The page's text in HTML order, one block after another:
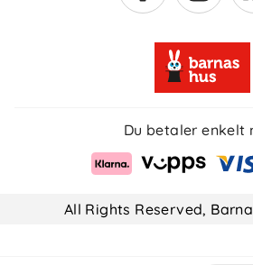
Du betaler enkelt
All Rights Reserved,